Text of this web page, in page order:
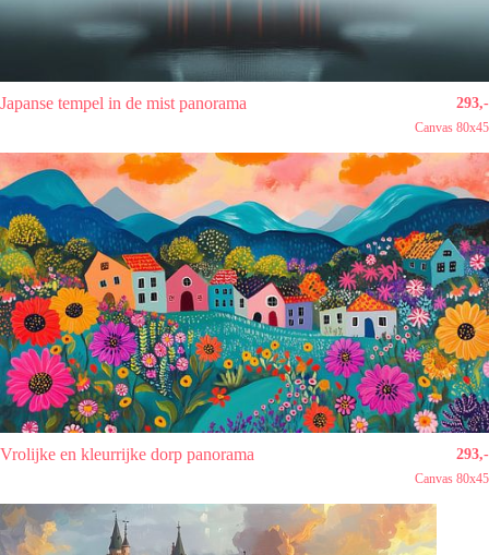
Japanse tempel in de mist panorama 293,-
Canvas 80x45
Vrolijke en kleurrijke dorp panorama 293,-
Canvas 80x45